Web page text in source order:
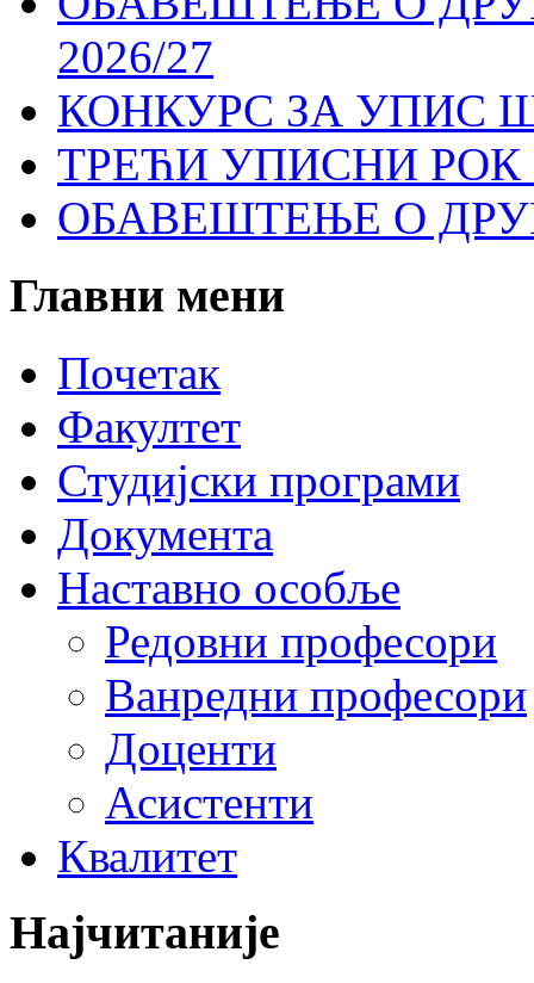
2026/27
КОНКУРС ЗА УПИС
ТРЕЋИ УПИСНИ РОК
ОБАВЕШТЕЊЕ О
Главни мени
Почетак
Факултет
Студијски програми
Документа
Наставно особље
Редовни професори
Ванредни професори
Доценти
Асистенти
Квалитет
Најчитаније